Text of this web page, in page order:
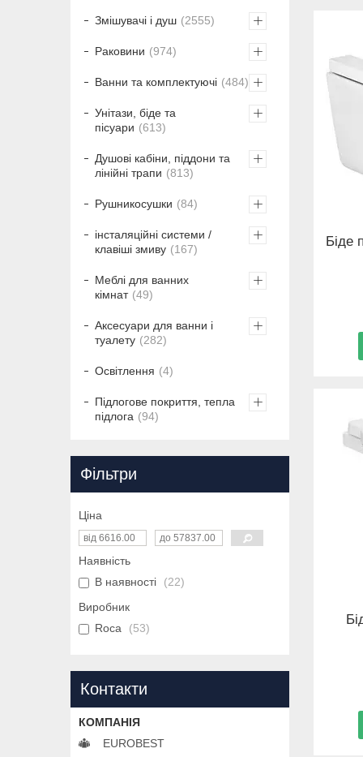
Біде
Змішувачі і душ 2555
Раковини 974
Ванни та комплектуючі 484
Унітази, біде та
пісуари
613
Душові кабіни, піддони та
лінійні трапи
813
Рушникосушки 84
інсталяційні системи /
клавіші змиву
167
Меблі для ванних
кімнат
49
Аксесуари для ванни і
туалету
282
Освітлення 4
Підлогове покриття, тепла
підлога
94
Фільтри
Ціна
Наявність
В наявності
22
Виробник
Roca
53
Контакти
EUROBEST